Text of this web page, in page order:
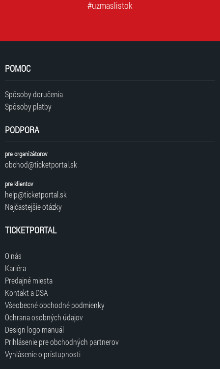
#uzmaslistok
POMOC
Spôsoby doručenia
Spôsoby platby
PODPORA
pre organizátorov
obchod@ticketportal.sk
pre klientov
help@ticketportal.sk
Najčastejšie otázky
TICKETPORTAL
O nás
Kariéra
Predajné miesta
Kontakt a DSA
Všeobecné obchodné podmienky
Ochrana osobných údajov
Design logo manuál
Prihlásenie pre obchodných partnerov
Vyhlásenie o prístupnosti